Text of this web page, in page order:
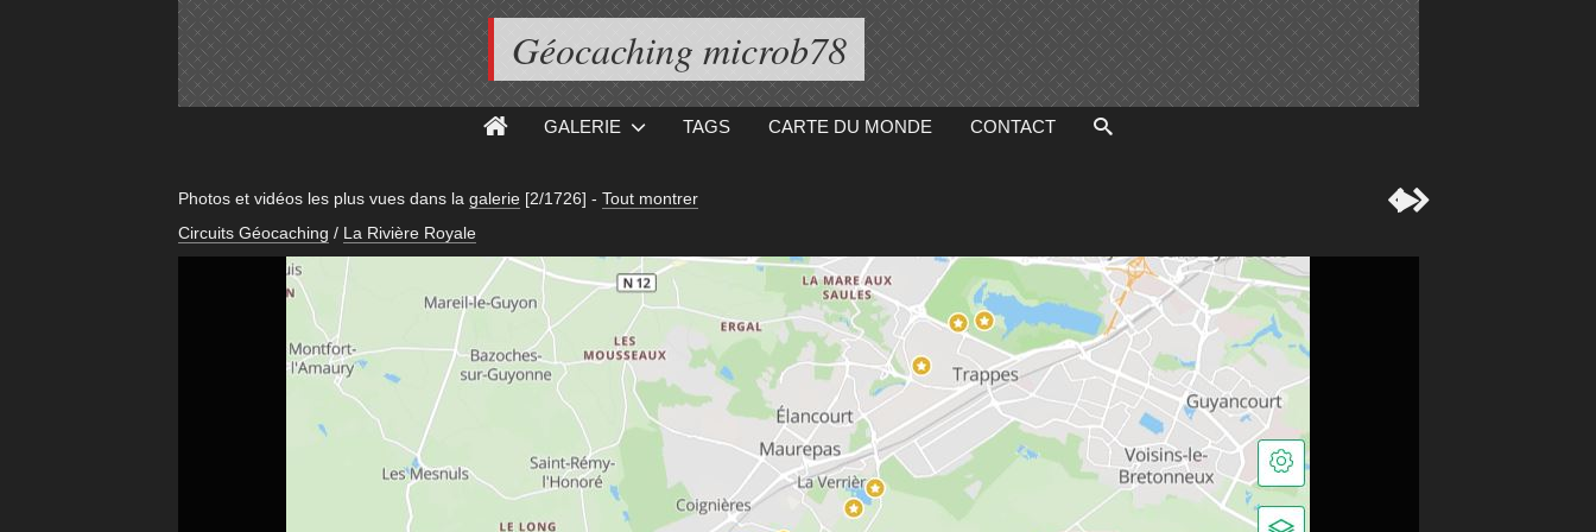
Géocaching microb78
GALERIE TAGS CARTE DU MONDE CONTACT
Photos et vidéos les plus vues dans la galerie [2/1726] - Tout montrer
Circuits Géocaching / La Rivière Royale
